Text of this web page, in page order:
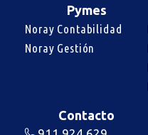
Pymes
Noray Contabilidad
Noray Gestión
Contacto